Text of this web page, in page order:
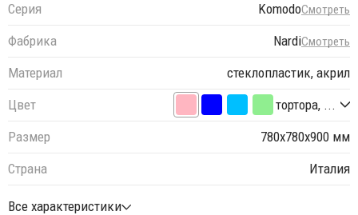
Серия KomodoСмотреть
Фабрика NardiСмотреть
Материал
стеклопластик, акрил
Цвет
тортора, ...
Размер
780х780х900 мм
Страна
Италия
Все характеристики